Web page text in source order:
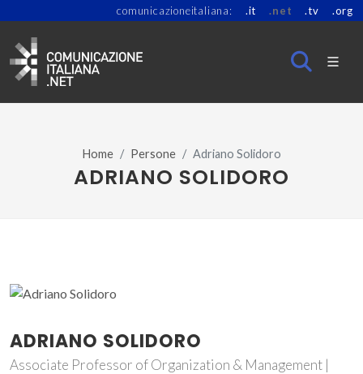
comunicazioneitaliana: .it .net .tv .org
Home Persone Adriano Solidoro
ADRIANO SOLIDORO
ADRIANO SOLIDORO
Associate Professor of Organization & Management |